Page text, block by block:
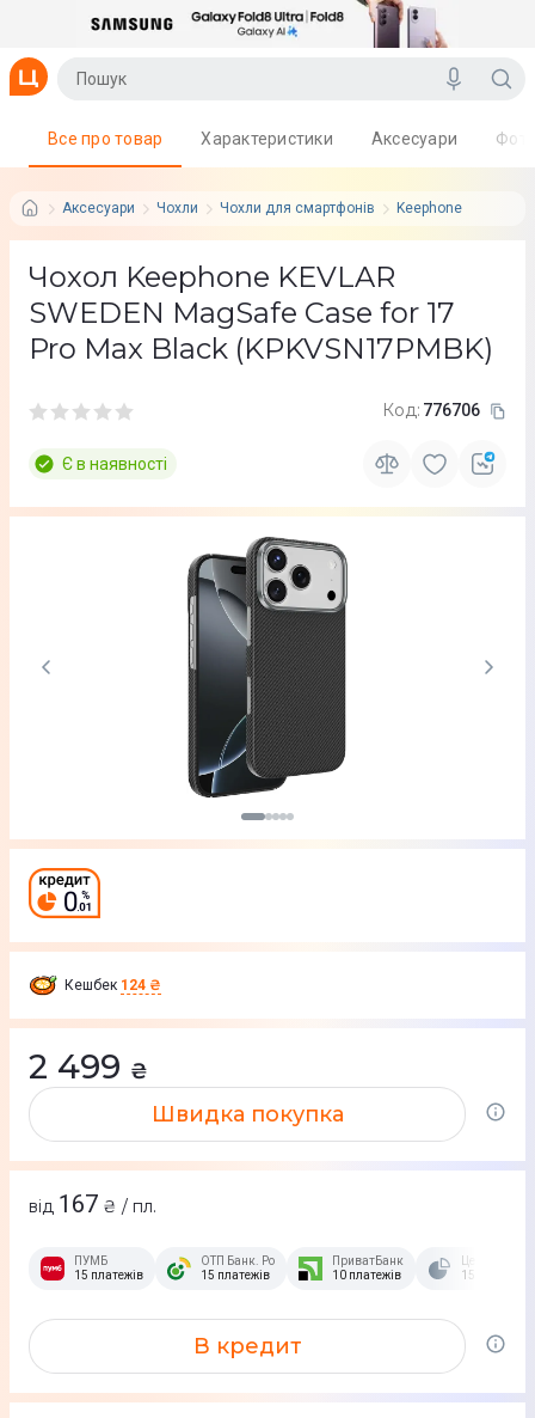
Аксесуари Чохли Чохли для смартфонів Keephone
Все про товар Характеристики Аксесуари
Чохол Keephone KEVLAR
SWEDEN MagSafe Case for 17
Pro Max Black (KPKVSN17PMBK)
Код: 776706
Є в наявності
Кешбек 124 ₴
2 499 ₴
Швидка покупка
від 167 ₴ / пл.
ПУМБ
15 платежів
ОТП Банк. Розстрочка Скибочка.
15 платежів
ПриватБанк
10 платежів
15 платежів
В кредит